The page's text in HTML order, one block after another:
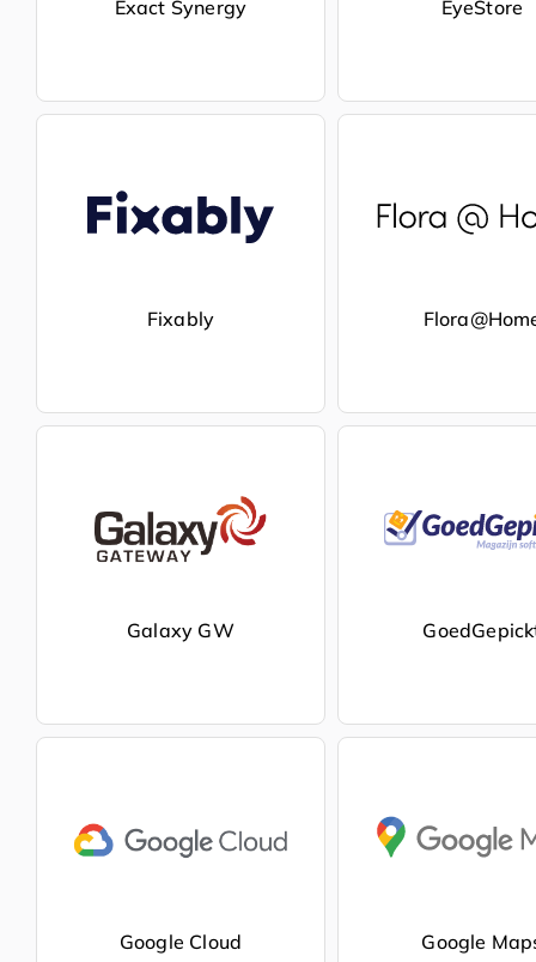
Exact Synergy EyeStore
Fixably
Galaxy GW
Google Cloud Google